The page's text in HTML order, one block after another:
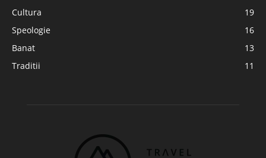
Cultura
19
Speologie
16
Banat
13
Traditii
11